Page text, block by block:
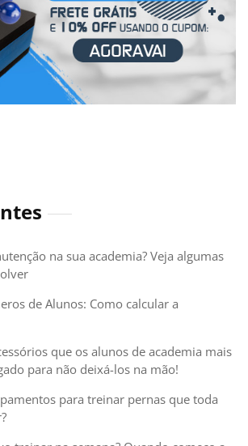
na sua academia? Veja algumas
de Alunos: Como calcular a
que os alunos de academia mais
para não deixá-los na mão!
para treinar pernas que toda